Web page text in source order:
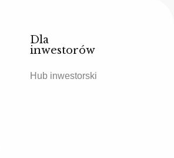
Dla
inwestorów
Hub inwestorski